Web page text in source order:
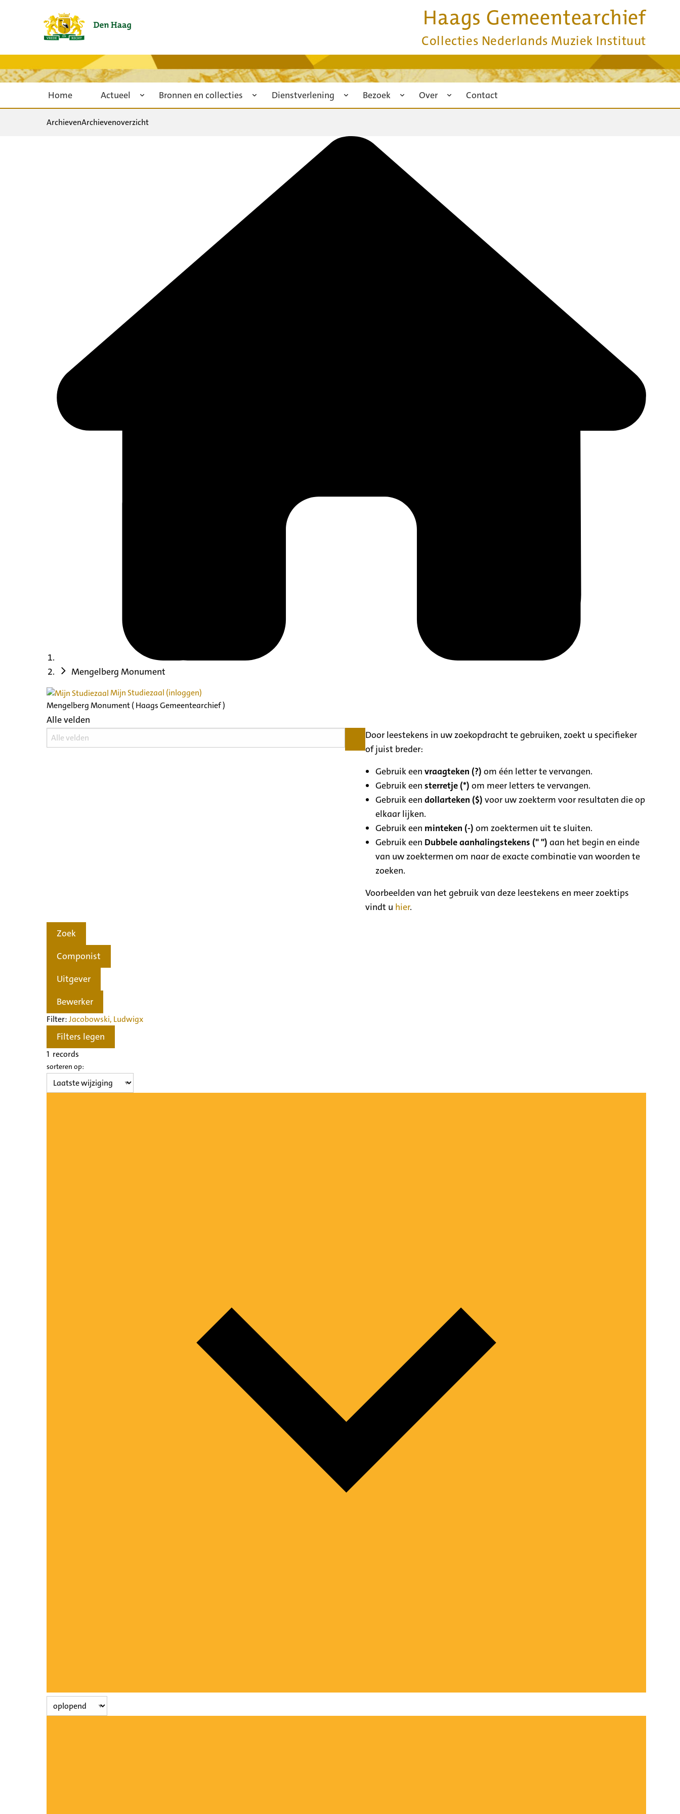
Haags Gemeentearchief
Collecties Nederlands Muziek Instituut
Home Actueel Bronnen en collecties Dienstverlening Bezoek Over Contact
ArchievenArchievenoverzicht
Mengelberg Monument
Mijn Studiezaal (inloggen)
Mengelberg Monument ( Haags Gemeentearchief )
Alle velden
Door leestekens in uw zoekopdracht te gebruiken, zoekt u specifieker
of juist breder:
Gebruik eenvraagteken (?) om één letter te vervangen.
Gebruik eensterretje (*) om meer letters te vervangen.
Gebruik eendollarteken ($) voor uw zoekterm voor resultaten die op
elkaar lijken.
Gebruik een minteken (-) om zoektermen uit te sluiten.
Gebruik een Dubbele aanhalingstekens (" ") aan het begin en einde
van uw zoektermen om naar de exacte combinatie van woorden te
zoeken.
Voorbeelden van het gebruik van deze leestekens en meer zoektips
vindt u hier.
Zoek
Componist
Uitgever
Bewerker
Filter:Jacobowski, Ludwigx
Filters legen
1 records
sorteren op: